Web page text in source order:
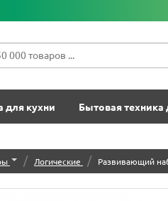
для кухни Бытовая техника
/ Логические / Развивающий